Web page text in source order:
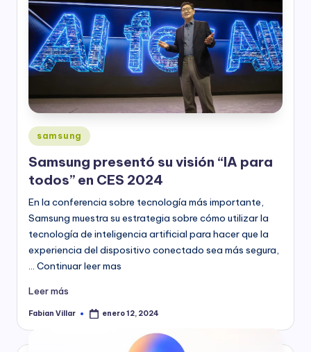
Publicado
en
samsung
Samsung presentó su visión “IA para
todos” en CES 2024
En la conferencia sobre tecnología más importante,
Samsung muestra su estrategia sobre cómo utilizar la
tecnología de inteligencia artificial para hacer que la
experiencia del dispositivo conectado sea más segura,
… Continuar leer mas
Leer más
Publicado
Fabian Villar enero 12, 2024